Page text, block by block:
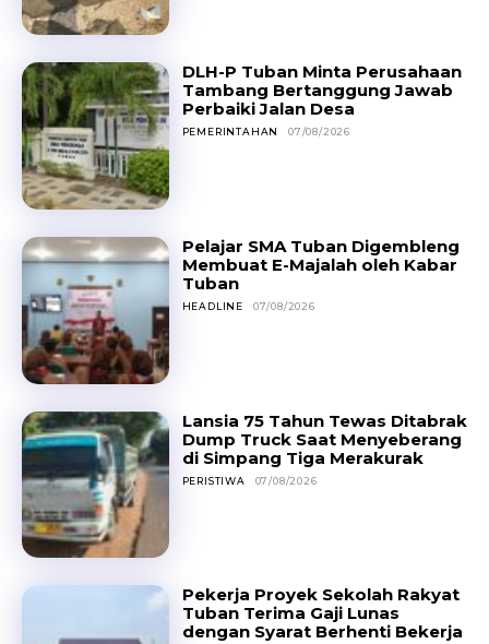
DLH-P Tuban Minta Perusahaan
Tambang Bertanggung Jawab
Perbaiki Jalan Desa
PEMERINTAHAN 07/08/2026
Pelajar SMA Tuban Digembleng
Membuat E-Majalah oleh Kabar
Tuban
HEADLINE 07/08/2026
Lansia 75 Tahun Tewas Ditabrak
Dump Truck Saat Menyeberang
di Simpang Tiga Merakurak
PERISTIWA 07/08/2026
Pekerja Proyek Sekolah Rakyat
Tuban Terima Gaji Lunas
dengan Syarat Berhenti Bekerja